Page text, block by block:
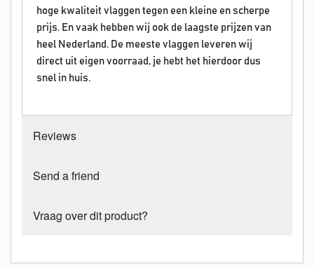
hoge kwaliteit vlaggen tegen een kleine en scherpe
prijs. En vaak hebben wij ook de laagste prijzen van
heel Nederland. De meeste vlaggen leveren wij
direct uit eigen voorraad, je hebt het hierdoor dus
snel in huis.
Reviews
Send a friend
Vraag over dit product?